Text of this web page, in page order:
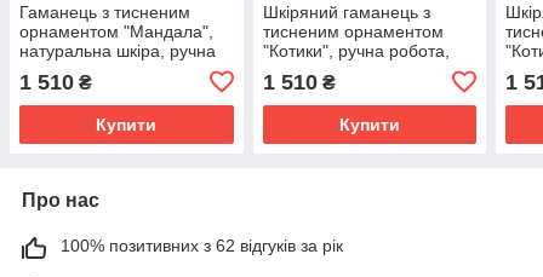
Гаманець з тисненим
орнаментом "Мандала",
натуральна шкіра, ручна
робота, синього кольору,
20х10 см
1 510 ₴
Купити
Шкіряний гаманець з
тисненим орнаментом
"Котики", ручна робота,
червоного кольору, 20х10
см
1 510₴
Купити
1
Про нас
100% позитивних з 62 відгуків за рік